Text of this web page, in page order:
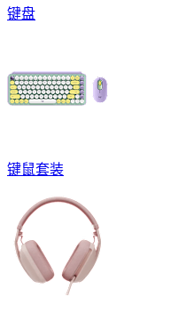
键盘
键鼠套装